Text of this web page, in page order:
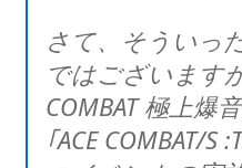
さて、そういった考えのもと、突然
ではございます
COMBAT 極上爆
｢ACE COMBAT/S